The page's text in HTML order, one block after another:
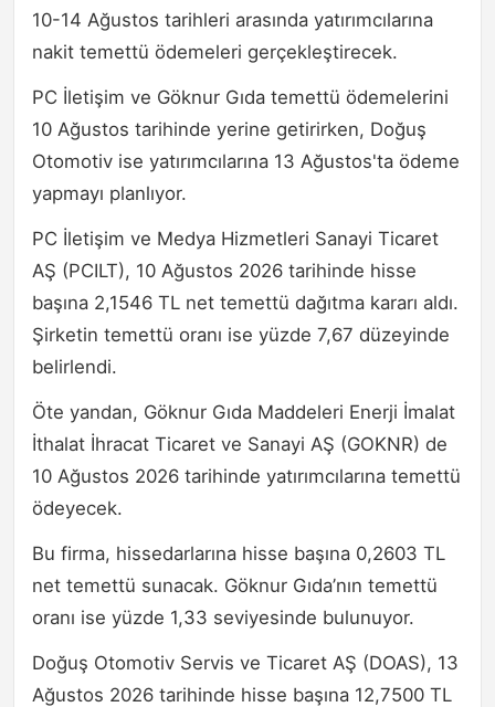
10-14 Ağustos tarihleri arasında yatırımcılarına
nakit temettü ödemeleri gerçekleştirecek.
PC İletişim ve Göknur Gıda temettü ödemelerini
10 Ağustos tarihinde yerine getirirken, Doğuş
Otomotiv ise yatırımcılarına 13 Ağustos'ta ödeme
yapmayı planlıyor.
PC İletişim ve Medya Hizmetleri Sanayi Ticaret
AŞ (PCILT), 10 Ağustos 2026 tarihinde hisse
başına 2,1546 TL net temettü dağıtma kararı aldı.
Şirketin temettü oranı ise yüzde 7,67 düzeyinde
belirlendi.
Öte yandan, Göknur Gıda Maddeleri Enerji İmalat
İthalat İhracat Ticaret ve Sanayi AŞ (GOKNR) de
10 Ağustos 2026 tarihinde yatırımcılarına temettü
ödeyecek.
Bu firma, hissedarlarına hisse başına 0,2603 TL
net temettü sunacak. Göknur Gıda’nın temettü
oranı ise yüzde 1,33 seviyesinde bulunuyor.
Doğuş Otomotiv Servis ve Ticaret AŞ (DOAS), 13
Ağustos 2026 tarihinde hisse başına 12,7500 TL